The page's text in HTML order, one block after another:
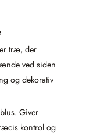
træ, der
ved siden
og dekorativ
Giver
kontrol og